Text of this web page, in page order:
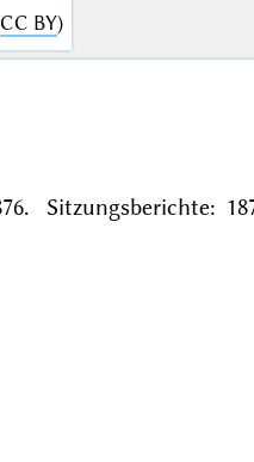
CC BY)
Sitzungsberichte: